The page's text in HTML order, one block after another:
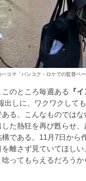
一コマ「バンコク・ロケでの監督ベー
のところ毎週ある
『
出しに、ワクワクして
る。こんなものでは
た熱狂を再び甦らせ、
である。11月7日から
離さず見ていてほしい
ってもらえるだろうか